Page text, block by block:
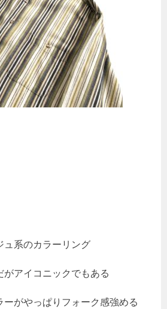
ュ系のカラーリング
がアイコニックでもある
ーがやっぱりフォーク感強める